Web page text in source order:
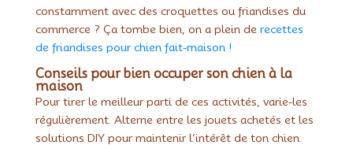
constamment avec des croquettes ou friandises du
commerce ? Ça tombe bien, on a plein de recettes
de friandises pour chien fait-maison !
Conseils pour bien occuper son chien à la
maison
Pour tirer le meilleur parti de ces activités, varie-les
régulièrement. Alterne entre les jouets achetés et les
solutions DIY pour maintenir l’intérêt de ton chien.